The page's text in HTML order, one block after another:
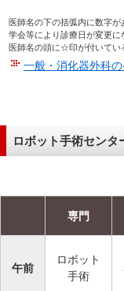
医師名の下の括弧内に数字が
学会等により診療日が変更に
医師名の頭に☆印が付いてい
一般・消化器外科
ロボット手術センタ
専門
午前
ロボット
手術